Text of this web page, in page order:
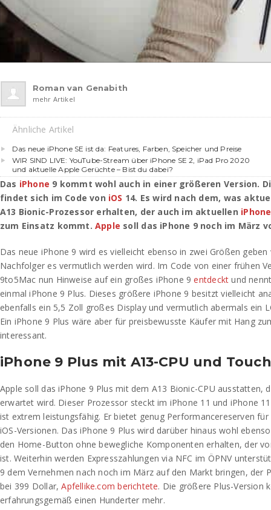
Roman van Genabith
mehr Artikel
Ähnliche Artikel
Das neue iPhone SE ist da: Features, Farben, Speicher und Preise
WIR SIND LIVE: YouTube-Stream über iPhone SE 2, iPad Pro 2020
und aktuelle Apple Gerüchte – Bist du dabei?
Das iPhone 9 kommt wohl auch in einer größeren Version.
findet sich im Code von iOS 14. Es wird nach dem, was
A13 Bionic-Prozessor erhalten, der auch im aktuellen
zum Einsatz kommt. Apple soll das iPhone 9 noch im März
Das neue iPhone 9 wird es vielleicht ebenso in zwei Größen
Nachfolger es vermutlich werden wird. Im Code von einer frühen
9to5Mac nun Hinweise auf ein großes iPhone 9entdeckt und
einmal iPhone 9 Plus. Dieses größere iPhone 9 besitzt vielleicht
ebenfalls ein 5,5 Zoll großes Display und vermutlich abermals ein
Ein iPhone 9 Plus wäre aber für preisbewusste Käufer mit Hang
interessant.
iPhone 9 Plus mit A13-CPU und
Apple soll das iPhone 9 Plus mit dem A13 Bionic-CPU ausstatten,
erwartet wird. Dieser Prozessor steckt im iPhone 11 und iPhone
ist extrem leistungsfähig. Er bietet genug Performancereserven
iOS-Versionen. Das iPhone 9 Plus wird darüber hinaus wohl
den Home-Button ohne bewegliche Komponenten erhalten, der
ist. Weiterhin werden Expresszahlungen via NFC im ÖPNV
9 dem Vernehmen nach noch im März auf den Markt bringen, der
bei 399 Dollar,Apfellike.com berichtete. Die größere Plus-Version
erfahrungsgemäß einen Hunderter mehr.